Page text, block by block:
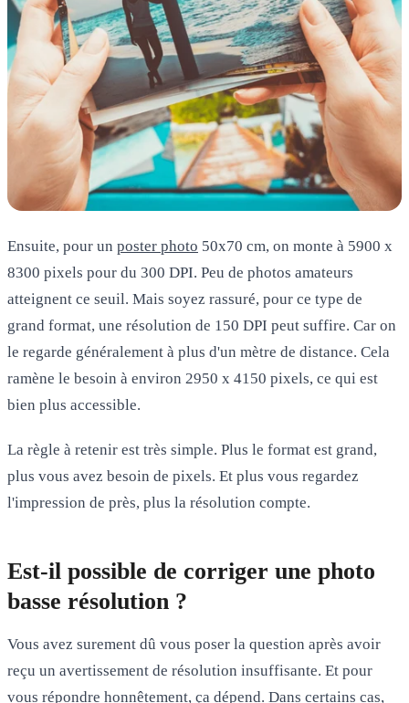
Ensuite, pour un poster photo 50x70 cm, on monte à 5900 x
8300 pixels pour du 300 DPI. Peu de photos amateurs
atteignent ce seuil. Mais soyez rassuré, pour ce type de
grand format, une résolution de 150 DPI peut suffire. Car on
le regarde généralement à plus d'un mètre de distance. Cela
ramène le besoin à environ 2950 x 4150 pixels, ce qui est
bien plus accessible.
La règle à retenir est très simple. Plus le format est grand,
plus vous avez besoin de pixels. Et plus vous regardez
l'impression de près, plus la résolution compte.
Est-il possible de corriger une photo
basse résolution ?
Vous avez surement dû vous poser la question après avoir
reçu un avertissement de résolution insuffisante. Et pour
vous répondre honnêtement, ça dépend. Dans certains cas,